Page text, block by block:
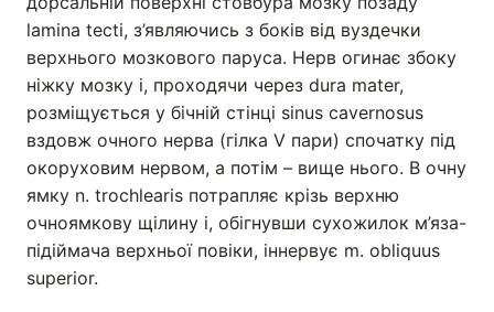
lamina tecti, з’являючись з боків від вуздечки
верхнього мозкового паруса. Нерв огинає збоку
ніжку мозку і, проходячи через dura mater,
розміщується у бічній стінці sinus cavernosus
вздовж очного нерва (гілка V пари) спочатку під
окоруховим нервом, а потім – вище нього. В очну
ямку n. trochlearis потрапляє крізь верхню
очноямкову щілину і, обігнувши сухожилок м’яза-
підіймача верхньої повіки, іннервує m. obliquus
superior.